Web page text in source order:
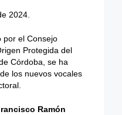
2024.
por el Consejo
Protegida del
Córdoba, se ha
los nuevos vocales
Ramón